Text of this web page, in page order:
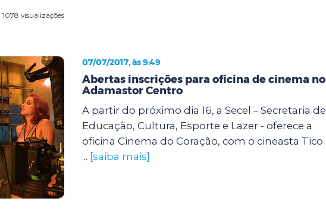
1078 visualizações
07/07/2017, às 9:49
Abertas inscrições para oficina de cinema no
Adamastor Centro
A partir do próximo dia 16, a Secel – Secretaria de
Educação, Cultura, Esporte e Lazer - oferece a
oficina Cinema do Coração, com o cineasta Tico
... [saiba mais]